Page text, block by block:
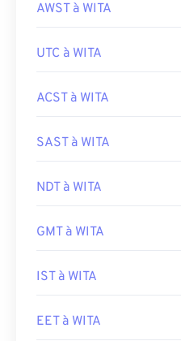
AWST à WITA
UTC à WITA
ACST à WITA
SAST à WITA
NDT à WITA
GMT à WITA
IST à WITA
EET à WITA